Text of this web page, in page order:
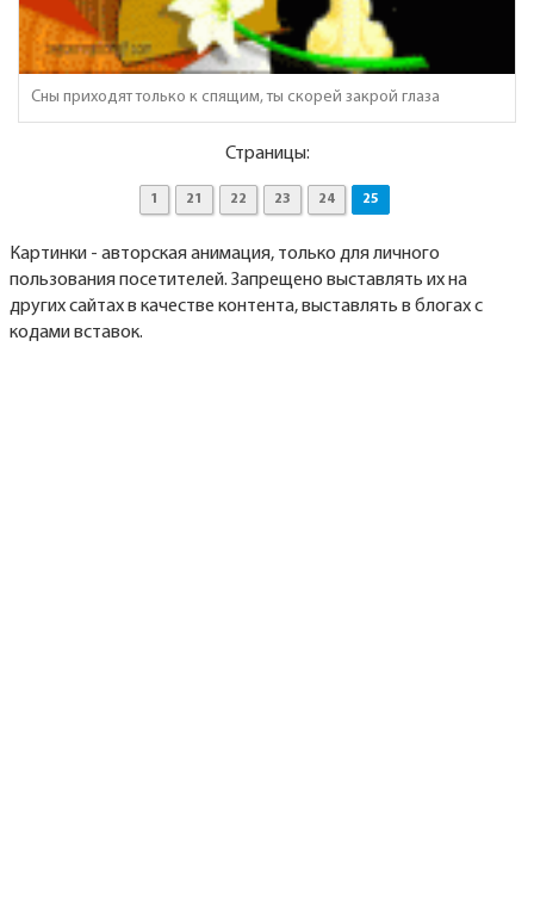
Сны приходят только к спящим, ты скорей закрой глаза
Страницы:
1 21 22 23 24 25
Картинки - авторская анимация, только для личного
пользования посетителей. Запрещено выставлять их на
других сайтах в качестве контента, выставлять в блогах с
кодами вставок.